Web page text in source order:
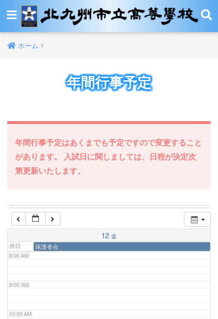
ホーム
年間行事予定
年間行事予定はあくまでも予定ですので変更すること
があります。 入試日に関しましては、日程が決定次
第更新いたします。
12 金
終日 保護者会
12:00 AM
1:00 AM
4:00 AM
5:00 AM
7:00 AM
8:00 AM
9:00 AM
10:00 AM